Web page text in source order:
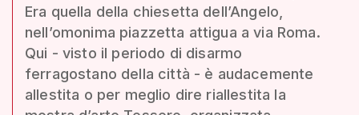
Era quella della chiesetta dell’Angelo,
nell’omonima piazzetta attigua a via Roma.
Qui - visto il periodo di disarmo
ferragostano della città - è audacemente
allestita o per meglio dire riallestita la